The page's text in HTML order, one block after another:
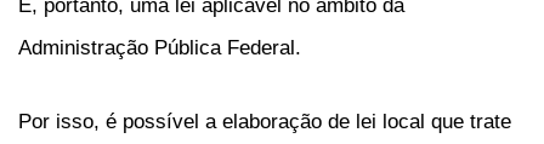
É, portanto, uma lei aplicável no âmbito da
Administração Pública Federal.
Por isso, é possível a elaboração de lei local que trate